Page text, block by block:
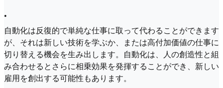
•
自動化は反復的で単純な仕事に取って代わることができます
が、それは新しい技術を学ぶか、または高付加価値の仕事に
切り替える機会を生み出します。自動化は、人の創造性と組
み合わせるとさらに相乗効果を発揮することができ、新しい
雇用を創出する可能性もあります。